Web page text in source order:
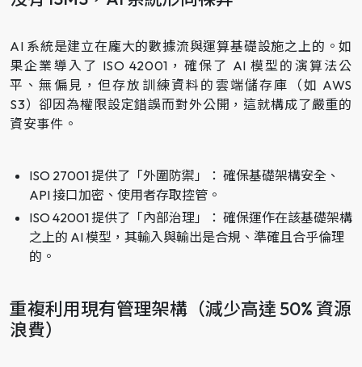
AI 系統是建立在龐大的數據流與運算基礎設施之上的。如
果企業導入了 ISO 42001，確保了 AI 模型的演算法公
平、無偏見，但存放訓練資料的雲端儲存庫（如 AWS
S3）卻因為權限設定錯誤而對外公開，這就構成了嚴重的
資安事件。
ISO 27001 提供了「外圍防禦」： 確保基礎架構安全、
API 接口加密、使用者存取控管。
ISO 42001 提供了「內部治理」： 確保運作在該基礎架構
之上的 AI 模型，其輸入與輸出是合規、準確且合乎倫理
的。
重複利用現有管理架構（減少高達 50% 資源
浪費）